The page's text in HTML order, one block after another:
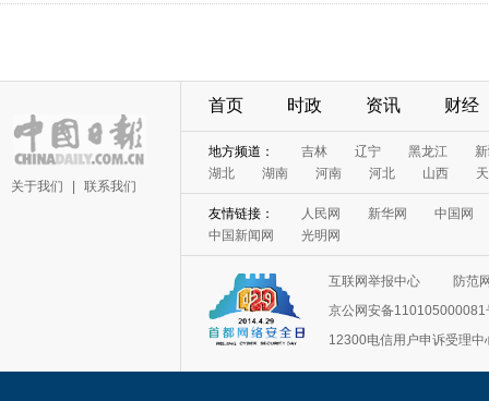
关于我们 联系我们
首页 时政 资讯 财经
地方频道： 吉林 辽宁 黑龙江
湖北
湖南 河南 河北 山西
友情链接： 人民网 新华网
中国网
中国新闻网
光明网
互联网举报中心
防范
京公网安备110105000081
12300电信用户申诉受理中